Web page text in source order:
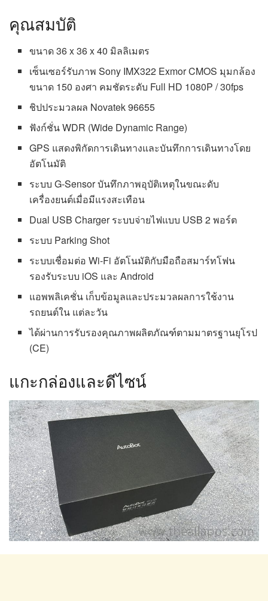
คุณสมบัติ
ขนาด 36 x 36 x 40 มิลลิเมตร
เซ็นเซอร์รับภาพ Sony IMX322 Exmor CMOS มุมกล้อง
ขนาด 150 องศา คมชัดระดับ Full HD 1080P / 30fps
ชิปประมวลผล Novatek 96655
ฟังก์ชั่น WDR (Wide Dynamic Range)
GPS แสดงพิกัดการเดินทางและบันทึกการเดินทางโดย
อัตโนมัติ
ระบบ G-Sensor บันทึกภาพอุบัติเหตุในขณะดับ
เครื่องยนต์เมื่อมีแรงสะเทือน
Dual USB Charger ระบบจ่ายไฟแบบ USB 2 พอร์ต
ระบบ Parking Shot
ระบบเชื่อมต่อ Wi-Fi อัตโนมัติกับมือถือสมาร์ทโฟน
รองรับระบบ iOS และ Android
แอพพลิเคชั่น เก็บข้อมูลและประมวลผลการใช้งาน
รถยนต์ใน แต่ละวัน
ได้ผ่านการรับรองคุณภาพผลิตภัณฑ์ตามมาตรฐานยุโรป
(CE)
แกะกล่องและดีไซน์